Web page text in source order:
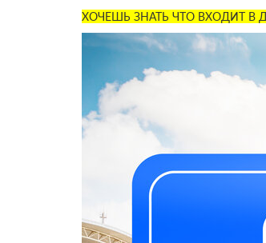
ХОЧЕШЬ ЗНАТЬ ЧТО ВХОДИТ В